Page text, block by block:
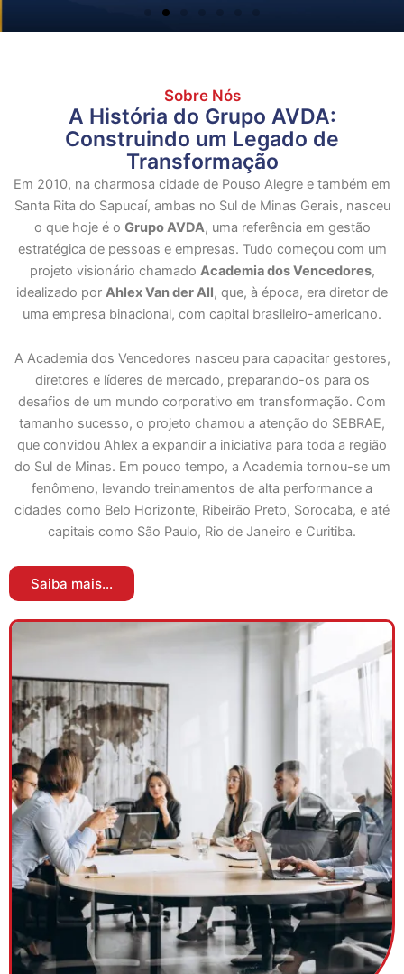
Sobre Nós
A História do Grupo AVDA:
Construindo um Legado de
Transformação
Em 2010, na charmosa cidade de Pouso Alegre e também em
Santa Rita do Sapucaí, ambas no Sul de Minas Gerais, nasceu
o que hoje é o Grupo AVDA, uma referência em gestão
estratégica de pessoas e empresas. Tudo começou com um
projeto visionário chamado Academia dos Vencedores,
idealizado por Ahlex Van der All, que, à época, era diretor de
uma empresa binacional, com capital brasileiro-americano.
A Academia dos Vencedores nasceu para capacitar gestores,
diretores e líderes de mercado, preparando-os para os
desafios de um mundo corporativo em transformação. Com
tamanho sucesso, o projeto chamou a atenção do SEBRAE,
que convidou Ahlex a expandir a iniciativa para toda a região
do Sul de Minas. Em pouco tempo, a Academia tornou-se um
fenômeno, levando treinamentos de alta performance a
cidades como Belo Horizonte, Ribeirão Preto, Sorocaba, e até
capitais como São Paulo, Rio de Janeiro e Curitiba.
Saiba mais...